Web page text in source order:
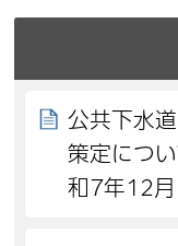
公共下水
策定につ
和7年12月